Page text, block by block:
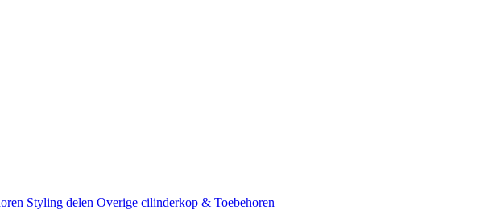
Styling delen Overige cilinderkop & Toebehoren